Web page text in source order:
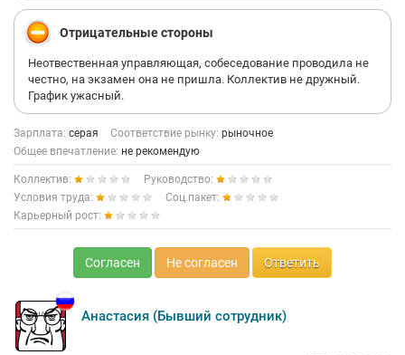
Отрицательные стороны
Неотвественная управляющая, собеседование проводила не
честно, на экзамен она не пришла. Коллектив не дружный.
График ужасный.
Зарплата: серая Соответствие рынку: рыночное
Общее впечатление: не рекомендую
Коллектив:
Руководство:
Условия труда:
Соц.пакет:
Карьерный рост:
Согласен Не согласен Ответить
Анастасия (Бывший сотрудник)